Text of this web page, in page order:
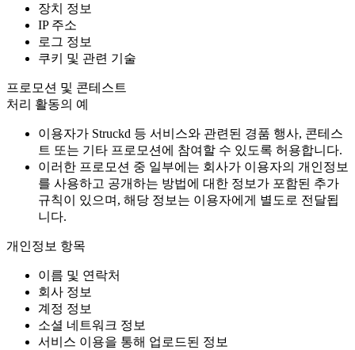
장치 정보
IP 주소
로그 정보
쿠키 및 관련 기술
프로모션 및 콘테스트
처리 활동의 예
이용자가 Struckd 등 서비스와 관련된 경품 행사, 콘테스
트 또는 기타 프로모션에 참여할 수 있도록 허용합니다.
이러한 프로모션 중 일부에는 회사가 이용자의 개인정보
를 사용하고 공개하는 방법에 대한 정보가 포함된 추가
규칙이 있으며, 해당 정보는 이용자에게 별도로 전달됩
니다.
개인정보 항목
이름 및 연락처
회사 정보
계정 정보
소셜 네트워크 정보
서비스 이용을 통해 업로드된 정보